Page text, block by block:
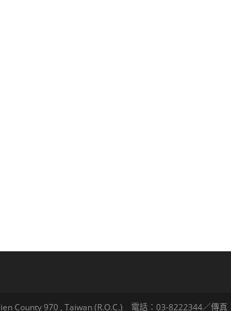
County 970 , Taiwan (R.O.C.) 電話：03-8222344／傳